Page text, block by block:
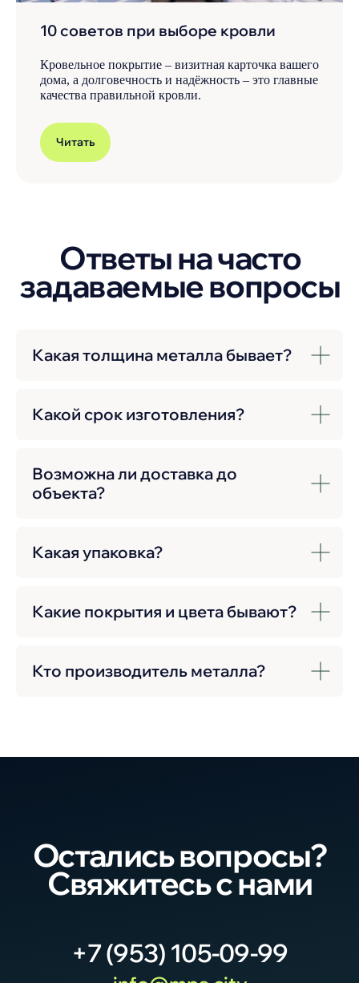
10 советов при выборе кровли
Кровельное покрытие – визитная карточка вашего
дома, а долговечность и надёжность – это главные
качества правильной кровли.
Читать
Какая толщина металла бывает?
Какой срок изготовления?
Возможна ли доставка до
объекта?
Какая упаковка?
Какие покрытия и цвета бывают?
Кто производитель металла?